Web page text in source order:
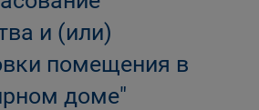
и (или)
помещения в
доме"